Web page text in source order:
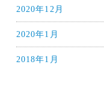
2020年12月
2020年1月
2018年1月